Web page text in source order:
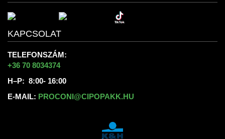
KAPCSOLAT
TELEFONSZÁM:
+36 70 8034374
H–P: 8:00- 16:00
E-MAIL: PROCONI@CIPOPAKK.HU